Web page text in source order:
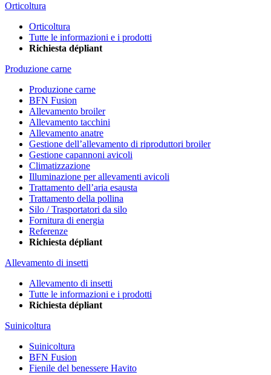
Orticoltura
Orticoltura
Tutte le informazioni e i prodotti
Richiesta dépliant
Produzione carne
Produzione carne
BFN Fusion
Allevamento broiler
Allevamento tacchini
Allevamento anatre
Gestione dell’allevamento di riproduttori broiler
Gestione capannoni avicoli
Climatizzazione
Illuminazione per allevamenti avicoli
Trattamento dell’aria esausta
Trattamento della pollina
Silo / Trasportatori da silo
Fornitura di energia
Referenze
Richiesta dépliant
Allevamento di insetti
Allevamento di insetti
Tutte le informazioni e i prodotti
Richiesta dépliant
Suinicoltura
Suinicoltura
BFN Fusion
Fienile del benessere Havito